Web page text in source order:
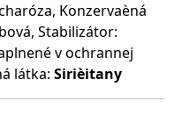
Konzervaèná
Stabilizátor:
v ochrannej
látka: Sirièitany